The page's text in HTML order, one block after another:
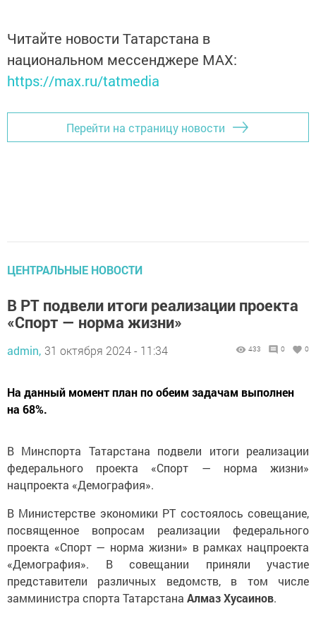
Читайте новости Татарстана в
национальном мессенджере MАХ:
https://max.ru/tatmedia
Перейти на страницу новости
ЦЕНТРАЛЬНЫЕ НОВОСТИ
В РТ подвели итоги реализации проекта
«Спорт — норма жизни»
admin, 31 октября 2024 - 11:34 433 0 0
На данный момент план по обеим задачам выполнен
на 68%.
В Минспорта Татарстана подвели итоги реализации
федерального проекта «Спорт — норма жизни»
нацпроекта «Демография».
В Министерстве экономики РТ состоялось совещание,
посвященное вопросам реализации федерального
проекта «Спорт — норма жизни» в рамках нацпроекта
«Демография». В совещании приняли участие
представители различных ведомств, в том числе
замминистра спорта Татарстана Алмаз Хусаинов.